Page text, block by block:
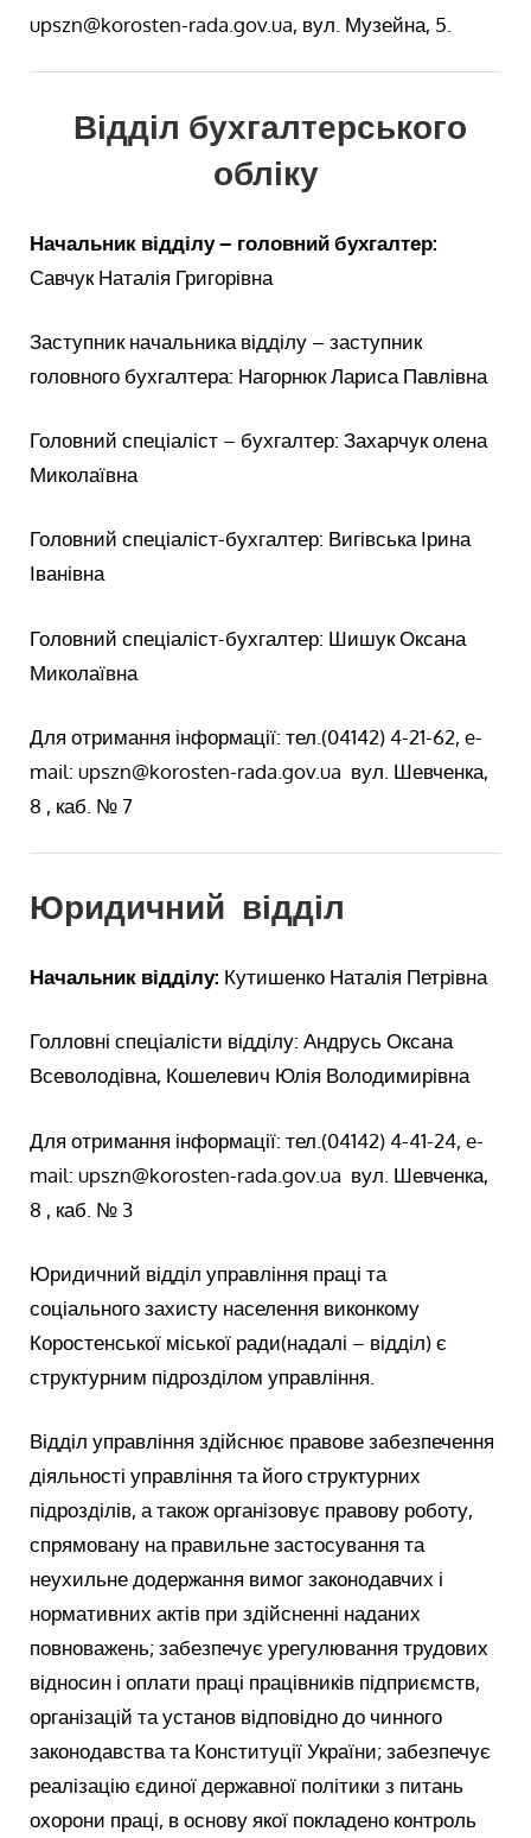
upszn@korosten-rada.gov.ua, вул. Музейна, 5.
Відділ бухгалтерського
обліку
Начальник відділу – головний бухгалтер:
Савчук Наталія Григорівна
Заступник начальника відділу – заступник
головного бухгалтера: Нагорнюк Лариса Павлівна
Головний спеціаліст – бухгалтер: Захарчук олена
Миколаївна
Головний спеціаліст-бухгалтер: Вигівська Ірина
Іванівна
Головний спеціаліст-бухгалтер: Шишук Оксана
Миколаївна
Для отримання інформації: тел.(04142) 4-21-62, e-
mail: upszn@korosten-rada.gov.ua вул. Шевченка,
8 , каб. № 7
Юридичний відділ
Начальник відділу: Кутишенко Наталія Петрівна
Голловні спеціалісти відділу: Андрусь Оксана
Всеволодівна, Кошелевич Юлія Володимирівна
Для отримання інформації: тел.(04142) 4-41-24, e-
mail: upszn@korosten-rada.gov.ua вул. Шевченка,
8 , каб. № 3
Юридичний відділ управління праці та
соціального захисту населення виконкому
Коростенської міської ради(надалі – відділ) є
структурним підрозділом управління.
Відділ управління здійснює правове забезпечення
діяльності управління та його структурних
підрозділів, а також організовує правову роботу,
спрямовану на правильне застосування та
неухильне додержання вимог законодавчих і
нормативних актів при здійсненні наданих
повноважень; забезпечує урегулювання трудових
відносин і оплати праці працівників підприємств,
організацій та установ відповідно до чинного
законодавства та Конституції України; забезпечує
реалізацію єдиної державної політики з питань
охорони праці, в основу якої покладено контроль